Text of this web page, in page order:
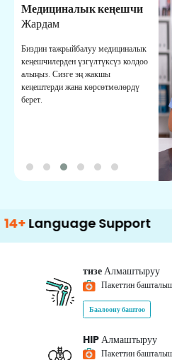
Медициналык кеңешчи
Жардам
Биздин тажрыйбалуу медициналык
кеңешчилерден үзгүлтүксүз колдоо
алыңыз. Сизге эң жакшы
кеңештерди жана көрсөтмөлөрдү
берет.
Support
тизеАлмаштыруу
Пакеттин
Баалоону баштоо
HIPАлмаштыруу
Пакеттин